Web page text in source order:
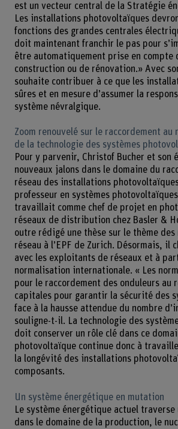
est un vecteur central de la Stratégie
Les installations photovoltaïques
fonctions des grandes centrales
doit maintenant franchir le pas pour
être automatiquement prise en compte
construction ou de rénovation.» Avec
souhaite contribuer à ce que les
sûres et en mesure d’assumer la
système névralgique.
Zoom renouvelé sur le raccordement
de la technologie des systèmes
Pour y parvenir, Christof Bucher et son
nouveaux jalons dans le domaine du
réseau des installations
professeur en systèmes
travaillait comme chef de projet en
réseaux de distribution chez Basler &
outre rédigé une thèse sur le thème des
réseau à l’EPF de Zurich. Désormais, il
avec les exploitants de réseaux et à
normalisation internationale. « Les
pour le raccordement des onduleurs au
capitales pour garantir la sécurité des
face à la hausse attendue du nombre
souligne-t-il. La technologie des
doit conserver un rôle clé dans ce
photovoltaïque continue donc à
la longévité des installations
composants.
Un système énergétique en mutation
Le système énergétique actuel
dans le domaine de la production, le